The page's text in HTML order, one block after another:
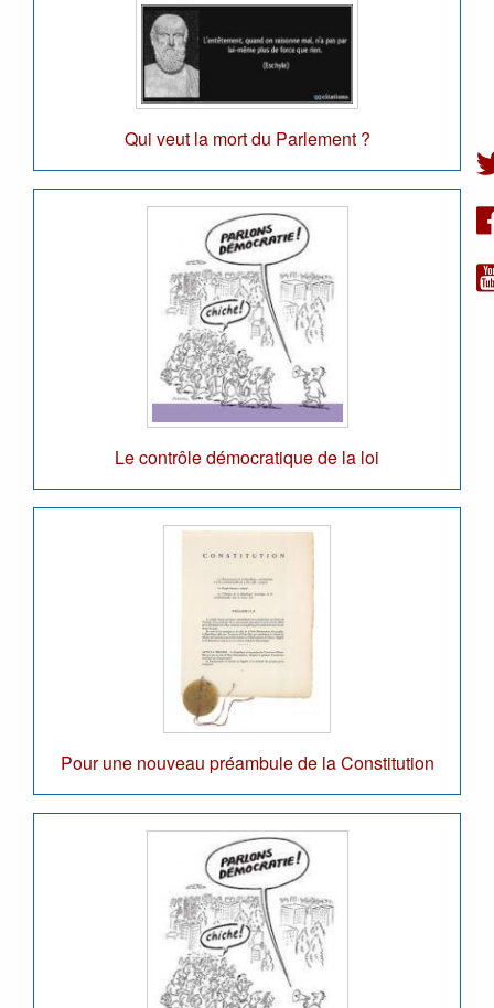
Qui veut la mort du Parlement ?
Le contrôle démocratique de la loi
Pour une nouveau préambule de la Constitution